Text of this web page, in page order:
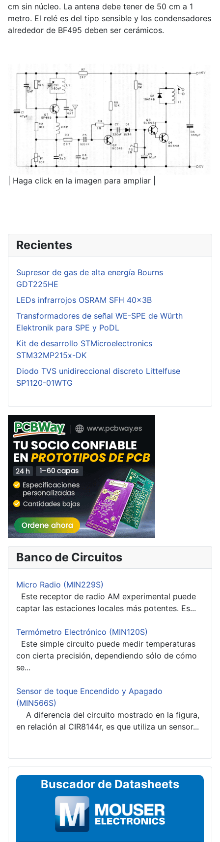
cm sin núcleo. La antena debe tener de 50 cm a 1
metro. El relé es del tipo sensible y los condensadores
alrededor de BF495 deben ser cerámicos.
| Haga click en la imagen para ampliar |
Recientes
Supresor de gas de alta energía Bourns
GDT225HE
LEDs infrarrojos OSRAM SFH 40x3B
Transformadores de señal WE-SPE de Würth
Elektronik para SPE y PoDL
Kit de desarrollo STMicroelectronics
STM32MP215x-DK
Diodo TVS unidireccional discreto Littelfuse
SP1120-01WTG
Banco de Circuitos
Micro Radio (MIN229S)
Este receptor de radio AM experimental puede
captar las estaciones locales más potentes. Es...
Termómetro Electrónico (MIN120S)
Este simple circuito puede medir temperaturas
con cierta precisión, dependiendo sólo de cómo
se...
Sensor de toque Encendido y Apagado
(MIN566S)
A diferencia del circuito mostrado en la figura,
en relación al CIR8144r, es que utiliza un sensor...
Buscador de Datasheets